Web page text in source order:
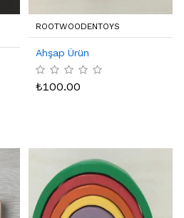
ROOTWOODENTOYS
Ahşap Ürün
₺100.00